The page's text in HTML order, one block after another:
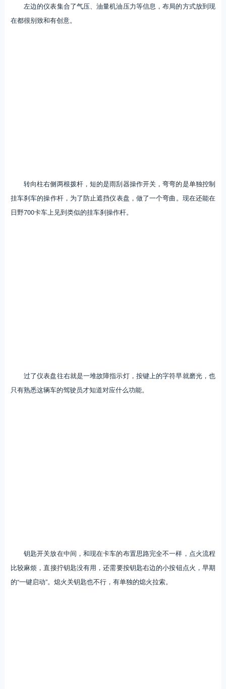
左边的仪表集合了气压、油量机油压力等信息，布局的方式放到现
在都很别致和有创意。
转向柱右侧两根拨杆，短的是雨刮器操作开关，弯弯的是单独控制
挂车刹车的操作杆，为了防止遮挡仪表盘，做了一个弯曲。现在还能在
日野700卡车上见到类似的挂车刹操作杆。
过了仪表盘往右就是一堆故障指示灯，按键上的字符早就磨光，也
只有熟悉这辆车的驾驶员才知道对应什么功能。
钥匙开关放在中间，和现在卡车的布置思路完全不一样，点火流程
比较麻烦，直接拧钥匙没有用，还需要按钥匙右边的小按钮点火，早期
的“一键启动”。熄火关钥匙也不行，有单独的熄火拉索。